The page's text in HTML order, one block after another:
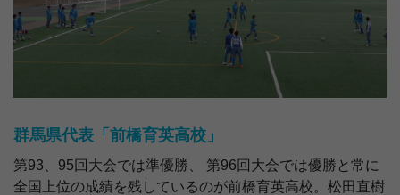
群馬県代表「前橋育英高校」
第93、95回大会では準優勝、 第96回大会では優勝と常に
全国上位の成績を残しているのが前橋育英高校。松田直樹